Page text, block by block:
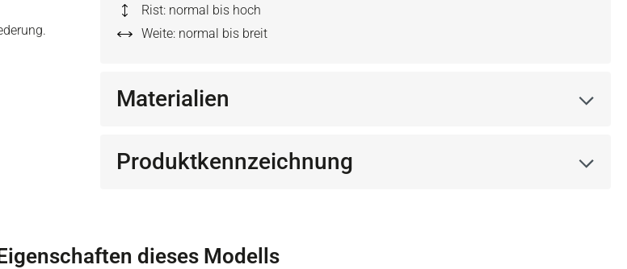
Rist: normal bis hoch
Weite: normal bis breit
Materialien
Produktkennzeichnung
dieses Modells